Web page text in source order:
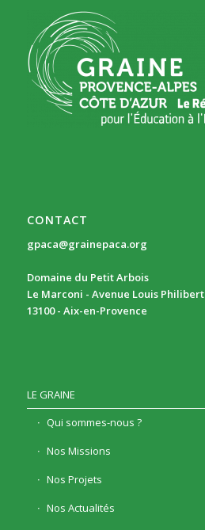
CONTACT
gpaca@grainepaca.org
Domaine du Petit Arbois
Le Marconi - Avenue Louis Philibert
13100 - Aix-en-Provence
LE GRAINE
Qui sommes-nous ?
Nos Missions
Nos Projets
Nos Actualités